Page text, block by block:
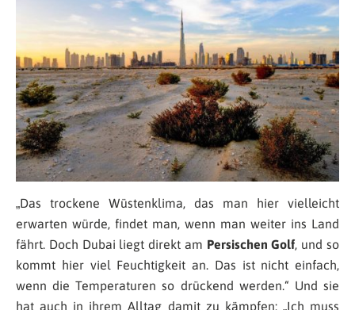
„Das trockene Wüstenklima, das man hier vielleicht
erwarten würde, findet man, wenn man weiter ins Land
fährt. Doch Dubai liegt direkt am Persischen Golf, und so
kommt hier viel Feuchtigkeit an. Das ist nicht einfach,
wenn die Temperaturen so drückend werden.“ Und sie
hat auch in ihrem Alltag damit zu kämpfen: „Ich muss